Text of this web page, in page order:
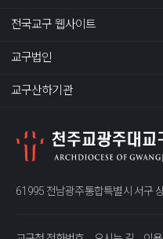
전국교구 웹사이트
교구법인
교구산하기관
61995 전남광주통합특별시 서구